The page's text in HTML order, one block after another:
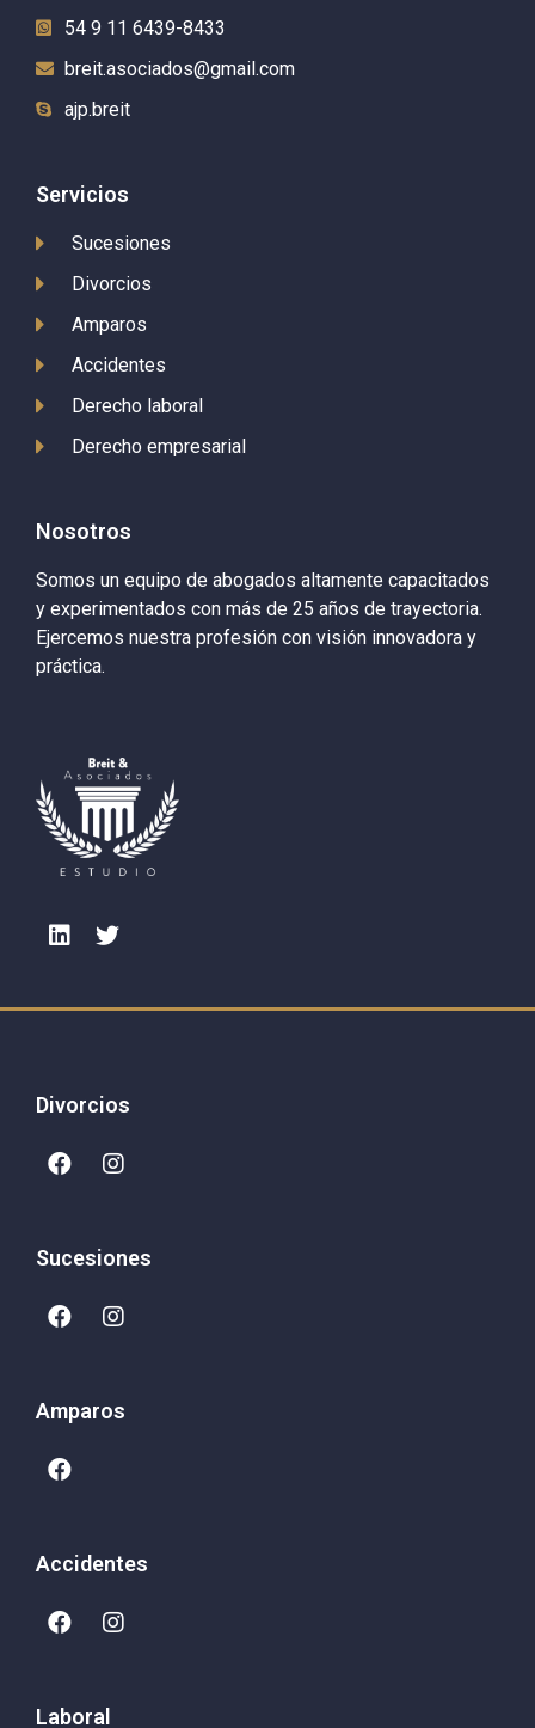
54 9 11 6439-8433
breit.asociados@gmail.com
ajp.breit
Servicios
Sucesiones
Divorcios
Amparos
Accidentes
Derecho laboral
Derecho empresarial
Nosotros
Somos un equipo de abogados altamente capacitados
y experimentados con más de 25 años de trayectoria.
Ejercemos nuestra profesión con visión innovadora y
práctica.
Divorcios
Sucesiones
Amparos
Accidentes
Laboral